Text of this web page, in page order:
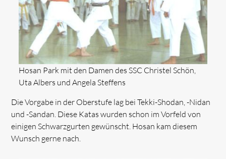
Hosan Park mit den Damen des SSC Christel Schön,
Uta Albers und Angela Steffens
Die Vorgabe in der Oberstufe lag bei Tekki-Shodan, -Nidan
und -Sandan. Diese Katas wurden schon im Vorfeld von
einigen Schwarzgurten gewünscht. Hosan kam diesem
Wunsch gerne nach.